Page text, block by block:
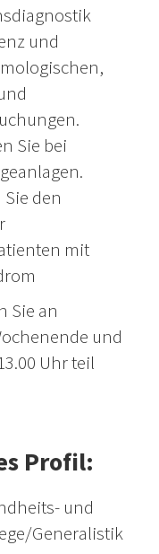
und
Sie bei
den
mit
Sie an
und
Uhr teil
Profil:
und
Generalistik